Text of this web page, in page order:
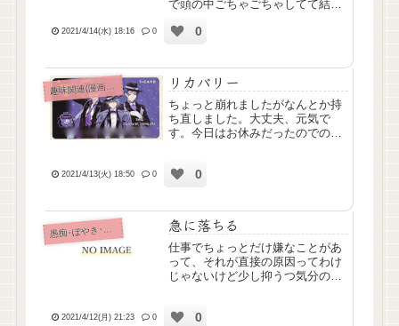
で頭の中ごちゃごちゃしてて結構
2021/4/14(水) 18:16 0 0
趣 味関連(漫画ｱﾆﾒ排球etc) リカバリー
ちょっと崩れましたがなんとか持
ち直しました。大丈夫、元気で
す。今日はお休みだったのでのん
イント移行、やっぱり何回やって
ト...
2021/4/13(火) 18:50 0 0
愚 痴･ぼやき･病み記事 急に落ちる
仕事でちょっとだけ嫌なことがあ
って、それが直接の原因ってわけ
じゃないけど少し抑うつ気分の波
こといつまでも引きずって過去は
2021/4/12(月) 21:23 0 0